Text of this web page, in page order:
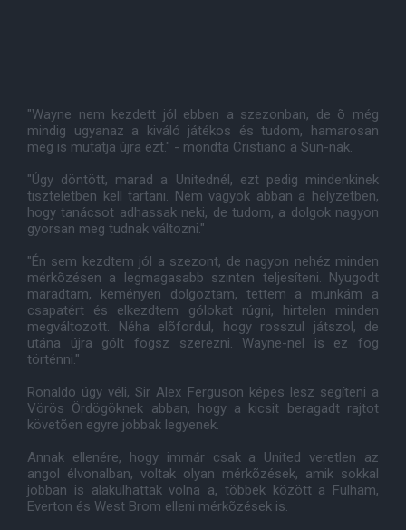
"Wayne nem kezdett jól ebben a szezonban, de õ még
mindig ugyanaz a kiváló játékos és tudom, hamarosan
meg is mutatja újra ezt." - mondta Cristiano a Sun-nak.
"Úgy döntött, marad a Unitednél, ezt pedig mindenkinek
tiszteletben kell tartani. Nem vagyok abban a helyzetben,
hogy tanácsot adhassak neki, de tudom, a dolgok nagyon
gyorsan meg tudnak változni."
"Én sem kezdtem jól a szezont, de nagyon nehéz minden
mérkõzésen a legmagasabb szinten teljesíteni. Nyugodt
maradtam, keményen dolgoztam, tettem a munkám a
csapatért és elkezdtem gólokat rúgni, hirtelen minden
megváltozott. Néha elõfordul, hogy rosszul játszol, de
utána újra gólt fogsz szerezni. Wayne-nel is ez fog
történni."
Ronaldo úgy véli, Sir Alex Ferguson képes lesz segíteni a
Vörös Ördögöknek abban, hogy a kicsit beragadt rajtot
követõen egyre jobbak legyenek.
Annak ellenére, hogy immár csak a United veretlen az
angol élvonalban, voltak olyan mérkõzések, amik sokkal
jobban is alakulhattak volna a, többek között a Fulham,
Everton és West Brom elleni mérkõzések is.